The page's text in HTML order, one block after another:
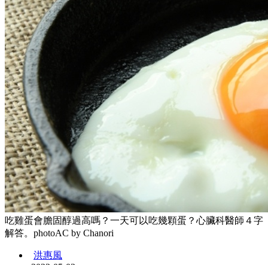
吃雞蛋會膽固醇過高嗎？一天可以吃幾顆蛋？心臟科醫師４字
解答。photoAC by Chanori
洪惠風